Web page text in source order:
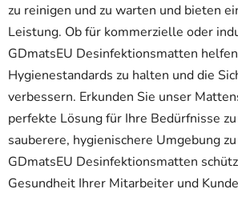
zu reinigen und zu warten und bieten
Leistung. Ob für kommerzielle oder
GDmatsEU Desinfektionsmatten
Hygienestandards zu halten und die
verbessern. Erkunden Sie unser
perfekte Lösung für Ihre Bedürfnisse
sauberere, hygienischere Umgebung
GDmatsEU Desinfektionsmatten
Gesundheit Ihrer Mitarbeiter und